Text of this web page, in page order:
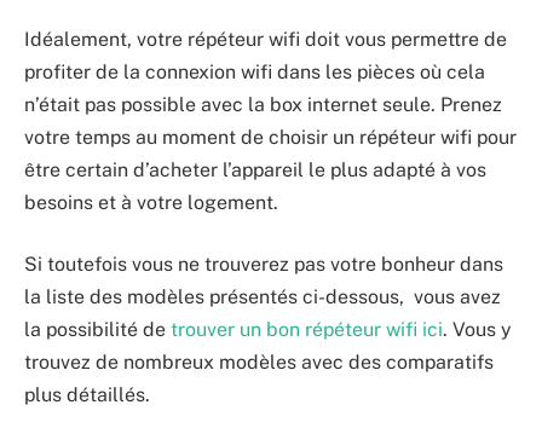
Idéalement, votre répéteur wifi doit vous permettre de
profiter de la connexion wifi dans les pièces où cela
n’était pas possible avec la box internet seule. Prenez
votre temps au moment de choisir un répéteur wifi pour
être certain d’acheter l’appareil le plus adapté à vos
besoins et à votre logement.
Si toutefois vous ne trouverez pas votre bonheur dans
la liste des modèles présentés ci-dessous, vous avez
la possibilité de trouver un bon répéteur wifi ici. Vous y
trouvez de nombreux modèles avec des comparatifs
plus détaillés.